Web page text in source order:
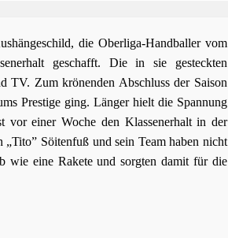
die Oberliga-Handballer vom
geschafft. Die in sie gesteckten
Zum krönenden Abschluss der Saison
Prestige ging. Länger hielt die Spannung
vor einer Woche den Klassenerhalt in der
Söitenfuß und sein Team haben nicht
wie eine Rakete und sorgten damit für die